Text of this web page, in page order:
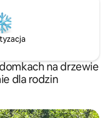
na drzewie
dla rodzin